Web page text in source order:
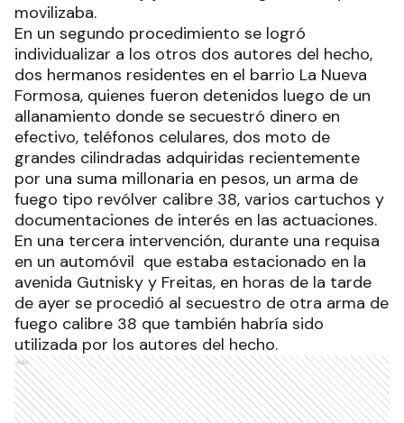
movilizaba.
En un segundo procedimiento se logró
individualizar a los otros dos autores del hecho,
dos hermanos residentes en el barrio La Nueva
Formosa, quienes fueron detenidos luego de un
allanamiento donde se secuestró dinero en
efectivo, teléfonos celulares, dos moto de
grandes cilindradas adquiridas recientemente
por una suma millonaria en pesos, un arma de
fuego tipo revólver calibre 38, varios cartuchos y
documentaciones de interés en las actuaciones.
En una tercera intervención, durante una requisa
en un automóvil que estaba estacionado en la
avenida Gutnisky y Freitas, en horas de la tarde
de ayer se procedió al secuestro de otra arma de
fuego calibre 38 que también habría sido
utilizada por los autores del hecho.
Ads